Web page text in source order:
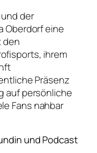
der
Oberdorf eine
den
ihrem
Präsenz
auf persönliche
Fans nahbar
und Podcast